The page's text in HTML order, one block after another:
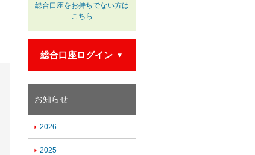
総合口座をお持ちでない方は
こちら
総合口座ログイン
お知らせ
 2026
 2025